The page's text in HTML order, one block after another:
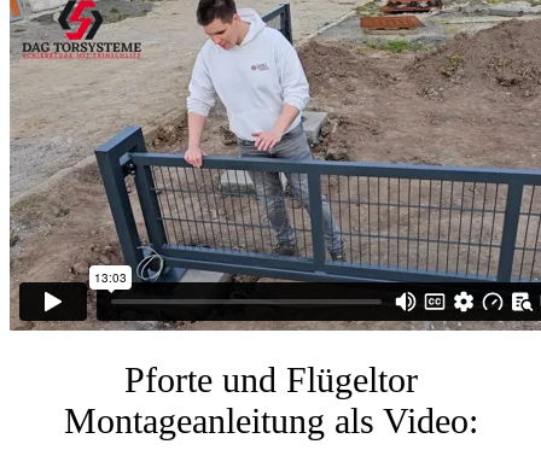
Pforte und Flügeltor
Montageanleitung als Video: